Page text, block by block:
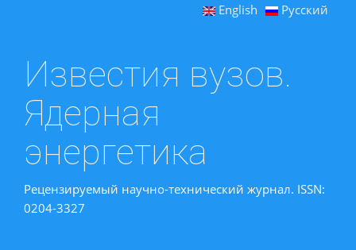
English Русский
Известия вузов.
Ядерная
энергетика
Рецензируемый научно-технический журнал. ISSN:
0204-3327